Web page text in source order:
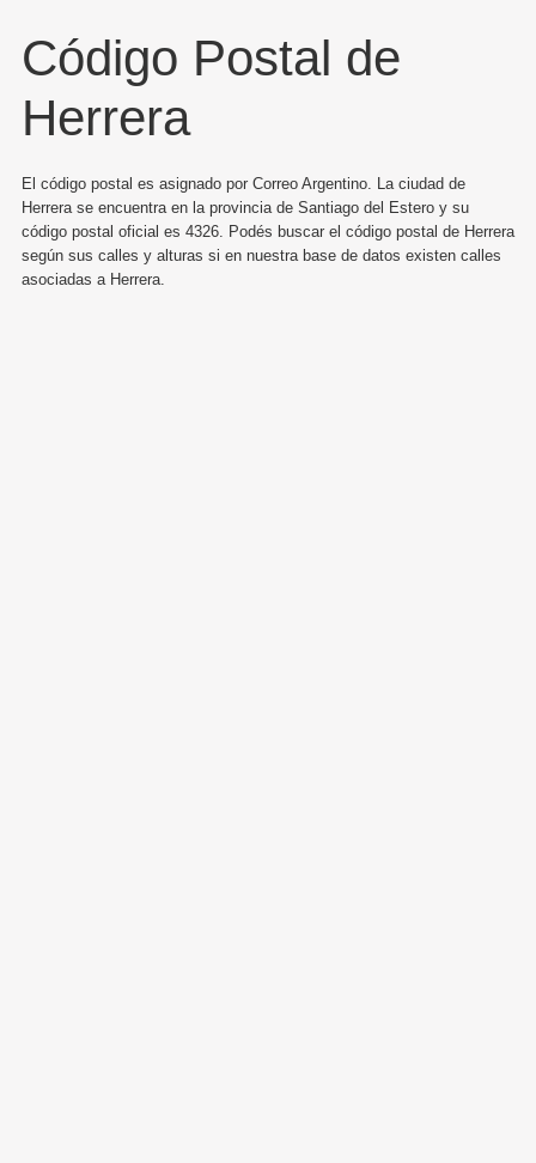
Código Postal de
Herrera
El código postal es asignado por Correo Argentino. La ciudad de
Herrera se encuentra en la provincia de Santiago del Estero y su
código postal oficial es 4326. Podés buscar el código postal de Herrera
según sus calles y alturas si en nuestra base de datos existen calles
asociadas a Herrera.